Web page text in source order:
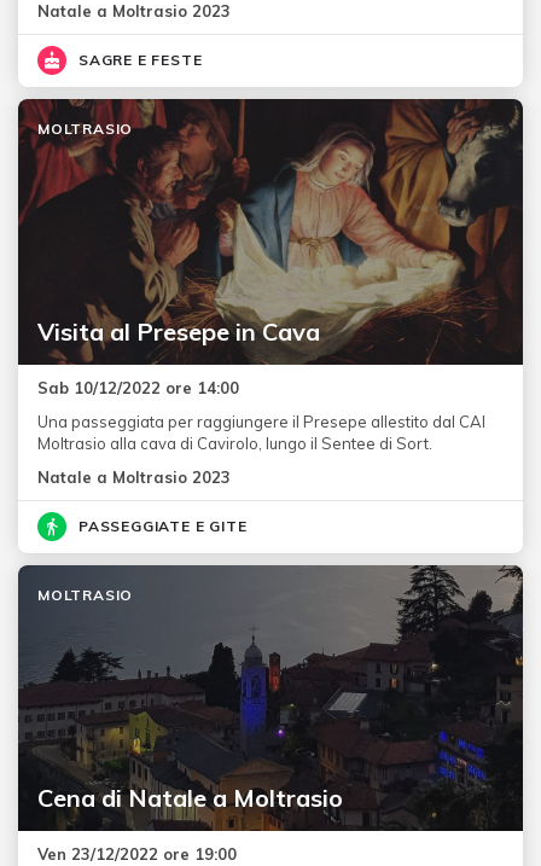
Natale a Moltrasio 2023
SAGRE E FESTE
Visita al Presepe in Cava
MOLTRASIO
Sab 10/12/2022 ore 14:00
Una passeggiata per raggiungere il Presepe allestito dal CAI
Moltrasio alla cava di Cavirolo, lungo il Sentee di Sort.
Natale a Moltrasio 2023
PASSEGGIATE E GITE
Cena di Natale a Moltrasio
MOLTRASIO
Ven 23/12/2022 ore 19:00